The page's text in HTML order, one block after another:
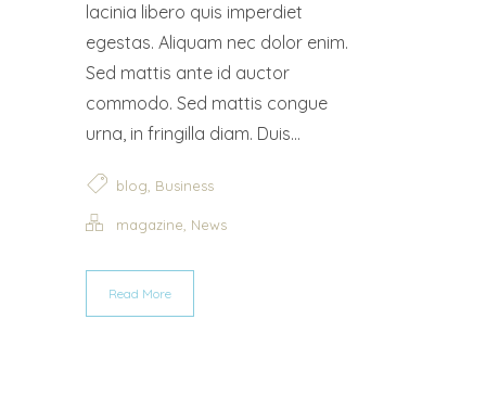
lacinia libero quis imperdiet
egestas. Aliquam nec dolor enim.
Sed mattis ante id auctor
commodo. Sed mattis congue
urna, in fringilla diam. Duis...
blog, Business
magazine, News
Read More